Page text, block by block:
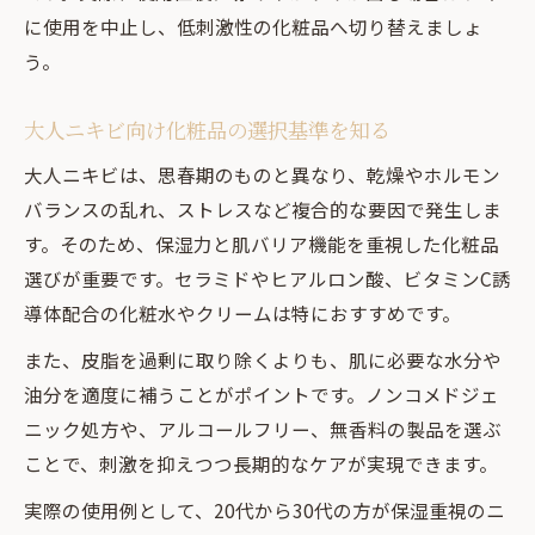
ファンケルのニキビケア化粧品活用ポイン
法
中学生・高校生におすすめのクリームの選
び方
ファンデーション選びが鍵のニキビ肌メイク
ニキビケアしながら使えるファンデーショ
ン選び
ニキビ肌対応の化粧品で叶える自然な仕上
がり
化粧下地とファンデーションで差がつくケ
ア術
赤み・凹凸もカバーするニキビケアメイク
に使用を中止し、低刺激性の化粧品へ切り替えましょ
う。
大人ニキビ向け化粧品の選択基準を知る
大人ニキビは、思春期のものと異なり、乾燥やホルモン
バランスの乱れ、ストレスなど複合的な要因で発生しま
す。そのため、保湿力と肌バリア機能を重視した化粧品
選びが重要です。セラミドやヒアルロン酸、ビタミンC誘
導体配合の化粧水やクリームは特におすすめです。
また、皮脂を過剰に取り除くよりも、肌に必要な水分や
油分を適度に補うことがポイントです。ノンコメドジェ
ニック処方や、アルコールフリー、無香料の製品を選ぶ
ことで、刺激を抑えつつ長期的なケアが実現できます。
実際の使用例として、20代から30代の方が保湿重視のニ